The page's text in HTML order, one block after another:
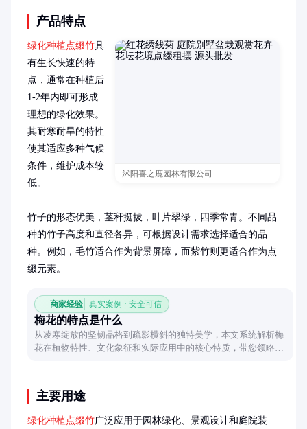
产品特点
沭阳喜之鹿园林有限公司
绿化种植点缀竹具
有生长快速的特
点，通常在种植后
1-2年内即可形成
理想的绿化效果。
其耐寒耐旱的特性
使其适应多种气候
条件，维护成本较
低。
竹子的形态优美，茎秆挺拔，叶片翠绿，四季常青。不同品
种的竹子高度和直径各异，可根据设计需求选择适合的品
种。例如，毛竹适合作为背景屏障，而紫竹则更适合作为点
缀元素。
商家经验 真实案例 · 安全可信
梅花的特点是什么
从凌寒绽放的坚韧品格到疏影横斜的独特美学，本文系统解析梅
花在植物特性、文化象征和实际应用中的核心特质，带您领略这
主要用途
绿化种植点缀竹广泛应用于园林绿化、景观设计和庭院装